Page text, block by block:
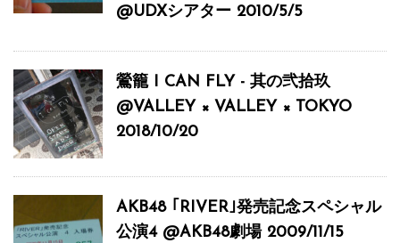
@UDXシアター 2010/5/5
鶯籠 I CAN FLY - 其の弐拾玖
@VALLEY × VALLEY × TOKYO
2018/10/20
AKB48 ｢RIVER｣発売記念スペシャル
公演4 @AKB48劇場 2009/11/15